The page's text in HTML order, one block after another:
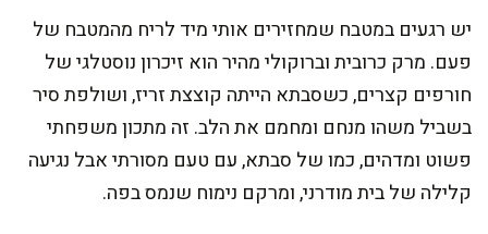
יש רגעים במטבח שמחזירים אותי מיד לריח מהמטבח של
פעם. מרק כרובית וברוקולי מהיר הוא זיכרון נוסטלגי של
חורפים קצרים, כשסבתא הייתה קוצצת זריז, ושולפת סיר
בשביל משהו מנחם ומחמם את הלב. זה מתכון משפחתי
פשוט ומדהים, כמו של סבתא, עם טעם מסורתי אבל נגיעה
קלילה של בית מודרני, ומרקם נימוח שנמס בפה.